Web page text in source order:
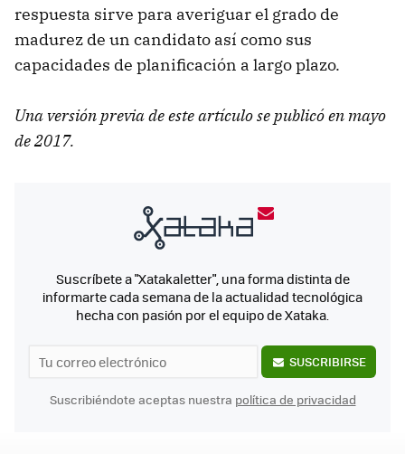
respuesta sirve para averiguar el grado de
madurez de un candidato así como sus
capacidades de planificación a largo plazo.
Una versión previa de este artículo se publicó en mayo
de 2017.
Suscríbete a "Xatakaletter", una forma distinta de
informarte cada semana de la actualidad tecnológica
hecha con pasión por el equipo de Xataka.
SUSCRIBIRSE
Suscribiéndote aceptas nuestra política de privacidad